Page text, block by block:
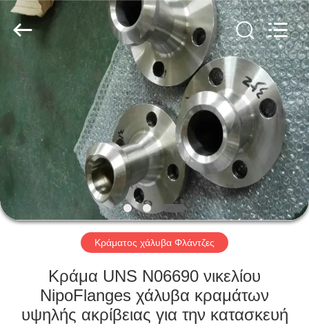
ΣΠΊΤΙ
ΠΡΟΪΌΝΤΑ
ΠΕΡΊΠΟΥ
ΕΜΕΊΣ
ΓΎΡΟΣ
ΕΡΓΟΣΤΑΣΊΩΝ
ΠΟΙΟΤΙΚΌΣ
ΈΛΕΓΧΟΣ
TOBO
STEEL
CHINA.
Κράματος χάλυβα Φλάντζες
Κράμα UNS N06690 νικελίου
NipoFlanges χάλυβα κραμάτων
υψηλής ακρίβειας για την κατασκευή